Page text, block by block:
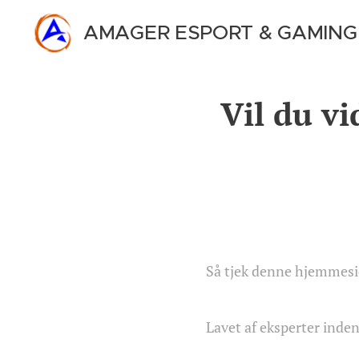
AMAGER ESPORT & GAMING
Vil du
Så tjek denne
Lavet af eksperter